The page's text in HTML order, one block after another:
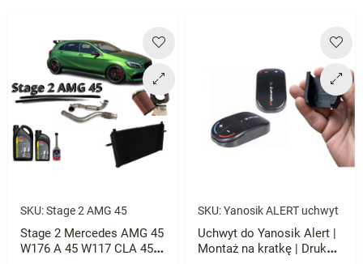
SKU:Stage 2 AMG 45
Stage 2 Mercedes AMG 45
W176 A 45 W117 CLA 45
SKU:Yanosik ALERT uchwyt
Uchwyt do Yanosik Alert |
Montaż na kratkę | Druk